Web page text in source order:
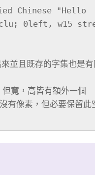
Chinese "Hello
0left, w15
並且既存的字集也是有
寬，高皆有額外一個
有像素，但必要保留此